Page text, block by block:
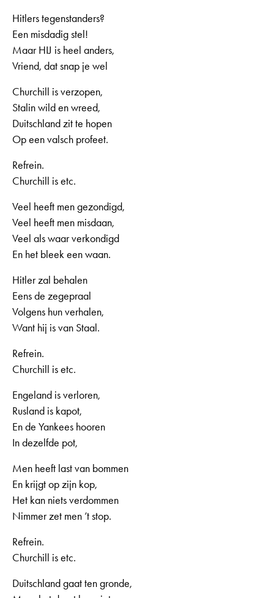
Hitlers tegenstanders?
Een misdadig stel!
Maar HIJ is heel anders,
Vriend, dat snap je wel
Churchill is verzopen,
Stalin wild en wreed,
Duitschland zit te hopen
Op een valsch profeet.
Refrein.
Churchill is etc.
Veel heeft men gezondigd,
Veel heeft men misdaan,
Veel als waar verkondigd
En het bleek een waan.
Hitler zal behalen
Eens de zegepraal
Volgens hun verhalen,
Want hij is van Staal.
Refrein.
Churchill is etc.
Engeland is verloren,
Rusland is kapot,
En de Yankees hooren
In dezelfde pot,
Men heeft last van bommen
En krijgt op zijn kop,
Het kan niets verdommen
Nimmer zet men ’t stop.
Refrein.
Churchill is etc.
Duitschland gaat ten gronde,